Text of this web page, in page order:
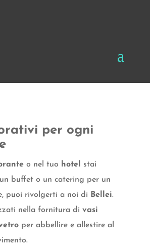
per ogni
o nel tuo hotel stai
buffet o un catering per un
puoi rivolgerti a noi di Bellei.
nella fornitura di vasi
per abbellire e allestire al